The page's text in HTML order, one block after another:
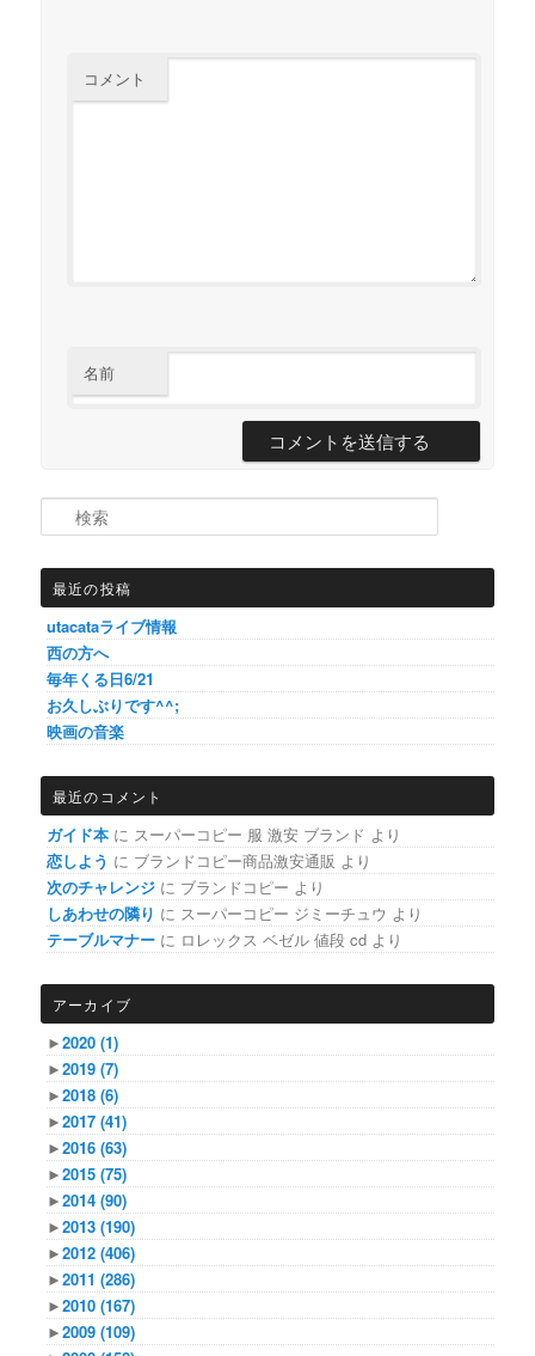
コメント
名前
最近の投稿
utacataライブ情報
西の方へ
毎年くる日6/21
お久しぶりです^^;
映画の音楽
最近のコメント
ガイド本 に スーパーコピー 服 激安 ブランド より
恋しよう に ブランドコピー商品激安通販 より
次のチャレンジ に ブランドコピー より
しあわせの隣り に スーパーコピー ジミーチュウ より
テーブルマナー に ロレックス ベゼル 値段 cd より
アーカイブ
►2020(1)
►2019(7)
►2018(6)
►2017(41)
►2016(63)
►2015(75)
►2014(90)
►2013(190)
►2012(406)
►2011(286)
►2010(167)
►2009(109)